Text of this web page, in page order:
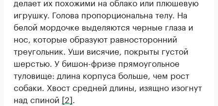
игрушку. Голова пропорциональна телу. На
белой мордочке выделяются черные глаза и
нос, которые образуют равносторонний
треугольник. Уши висячие, покрыты густой
шерстью. У бишон-фризе прямоугольное
туловище: длина корпуса больше, чем рост
собаки. Хвост средней длины, изящно изогнут
над спиной [2]